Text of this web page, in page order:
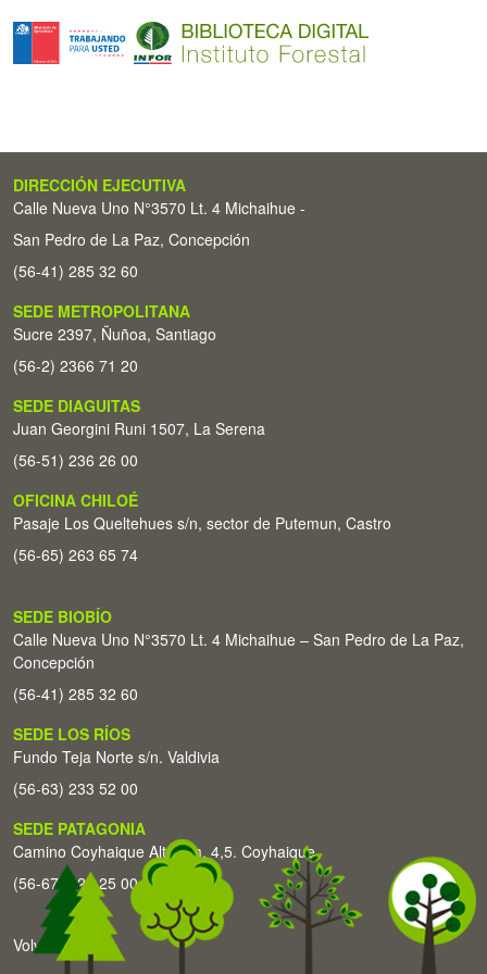
DIRECCIÓN EJECUTIVA
Calle Nueva Uno N°3570 Lt. 4 Michaihue -
San Pedro de La Paz, Concepción
(56-41) 285 32 60
SEDE METROPOLITANA
Sucre 2397, Ñuñoa, Santiago
(56-2) 2366 71 20
SEDE DIAGUITAS
Juan Georgini Runi 1507, La Serena
(56-51) 236 26 00
OFICINA CHILOÉ
Pasaje Los Queltehues s/n, sector de Putemun, Castro
(56-65) 263 65 74
SEDE BIOBÍO
Calle Nueva Uno N°3570 Lt. 4 Michaihue – San Pedro de La Paz,
Concepción
(56-41) 285 32 60
SEDE LOS RÍOS
Fundo Teja Norte s/n. Valdivia
(56-63) 233 52 00
SEDE PATAGONIA
Camino Coyhaique Alto Km. 4,5. Coyhaique
(56-67) 226 25 00
Volver arriba